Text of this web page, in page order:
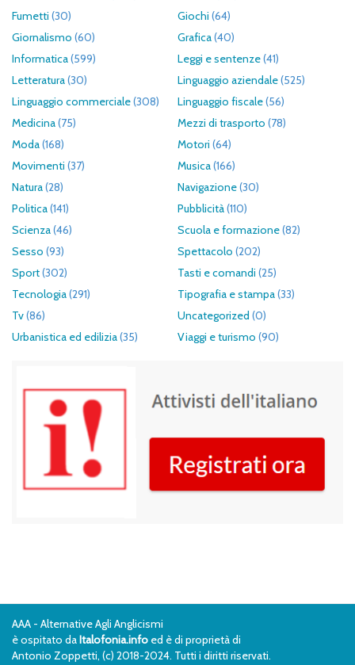
Fumetti (30) Giochi (64)
Giornalismo (60) Grafica(40)
Informatica(599) Leggi e sentenze(41)
Letteratura(30) Linguaggio aziendale(525)
Linguaggio commerciale(308) Linguaggio fiscale(56)
Medicina(75) Mezzi di trasporto (78)
Moda(168) Motori (64)
Movimenti (37) Musica(166)
Natura(28) Navigazione(30)
Politica(141) Pubblicità(110)
Scienza(46) Scuola e formazione(82)
Sesso (93) Spettacolo (202)
Sport(302) Tasti e comandi (25)
Tecnologia(291) Tipografia e stampa(33)
Tv(86) Uncategorized (0)
Urbanistica ed edilizia(35) Viaggi e turismo (90)
AAA - Alternative Agli Anglicismi
è ospitato daItalofonia.info ed è di proprietà di
Antonio Zoppetti, (c) 2018-2024. Tutti i diritti riservati.